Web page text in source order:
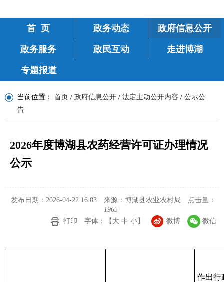
首 页 政务动态 政府信息公开
政务服务 政民互动 走进博湖
专题报道
当前位置： 首页 / 政府信息公开 / 法定主动公开内容 / 公示公
告
2026年度博湖县农药经营许可证办理情况
公示
发布日期：2026-04-22 16:03 来源：博湖县农业农村局
点击量：
1965
打印
字体：【 大 中 小】 微博 微信
作出行